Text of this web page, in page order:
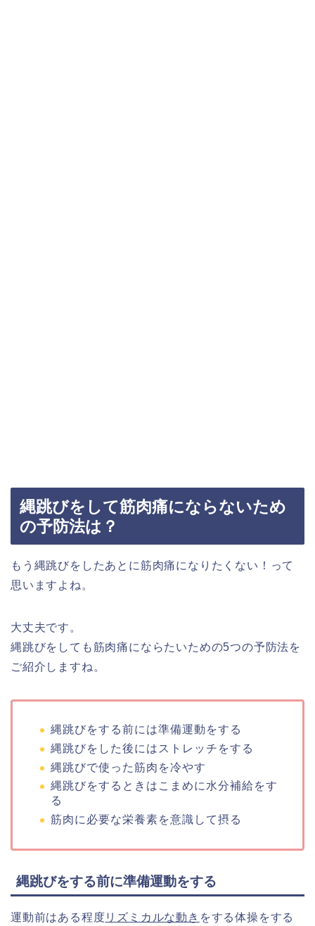
縄跳びをして筋肉痛にならないため
の予防法は？
もう縄跳びをしたあとに筋肉痛になりたくない！って
思いますよね。
大丈夫です。
縄跳びをしても筋肉痛にならたいための5つの予防法を
ご紹介しますね。
縄跳びをする前には準備運動をする
縄跳びをした後にはストレッチをする
縄跳びで使った筋肉を冷やす
縄跳びをするときはこまめに水分補給をす
る
筋肉に必要な栄養素を意識して摂る
縄跳びをする前に準備運動をする
運動前はある程度リズミカルな動き をする体操をする